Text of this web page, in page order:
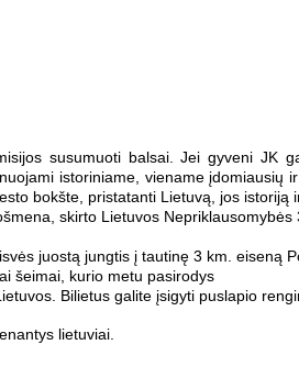
susumuoti balsai. Jei gyveni JK
istoriniame, viename įdomiausių
bokšte, pristatanti Lietuvą, jos istoriją
skirto Lietuvos
juostą jungtis į tautinę 3 km. eiseną
šeimai, kurio metu pasirodys
Bilietus galite įsigyti puslapio
lietuviai.